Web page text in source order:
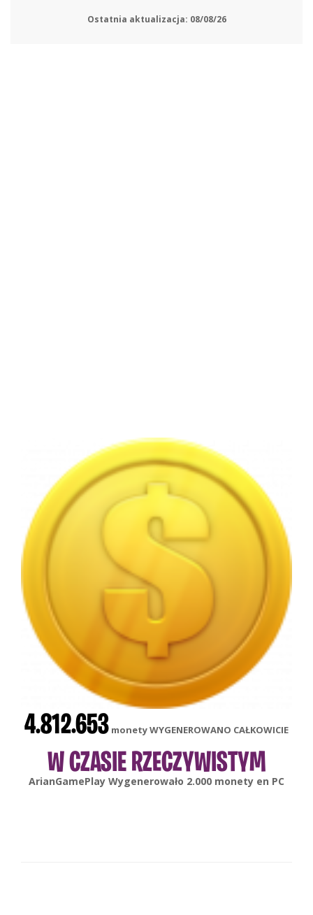
Ostatnia aktualizacja: 08/08/26
4.812.653 monety WYGENEROWANO CAŁKOWICIE
W CZASIE RZECZYWISTYM
gonsabellaWygenerowało6.000monety enAndroid